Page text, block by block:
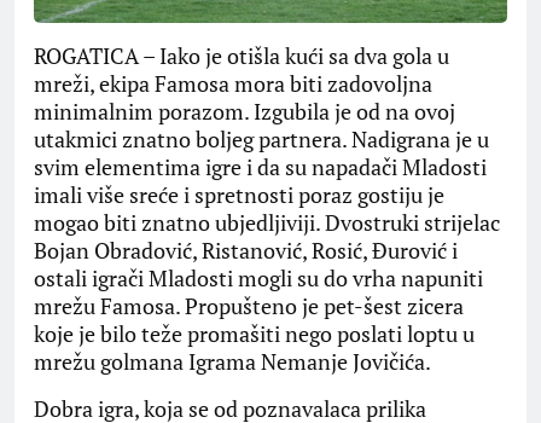
ROGATICA – Iako je otišla kući sa dva gola u
mreži, ekipa Famosa mora biti zadovoljna
minimalnim porazom. Izgubila je od na ovoj
utakmici znatno boljeg partnera. Nadigrana je u
svim elementima igre i da su napadači Mladosti
imali više sreće i spretnosti poraz gostiju je
mogao biti znatno ubjedljiviji. Dvostruki strijelac
Bojan Obradović, Ristanović, Rosić, Đurović i
ostali igrači Mladosti mogli su do vrha napuniti
mrežu Famosa. Propušteno je pet-šest zicera
koje je bilo teže promašiti nego poslati loptu u
mrežu golmana Igrama Nemanje Jovičića.
Dobra igra, koja se od poznavalaca prilika